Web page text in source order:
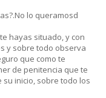
lo queramosd
hayas situado, y con
y sobre todo observa
que como te
de penitencia que te
inicio, sobre todo los